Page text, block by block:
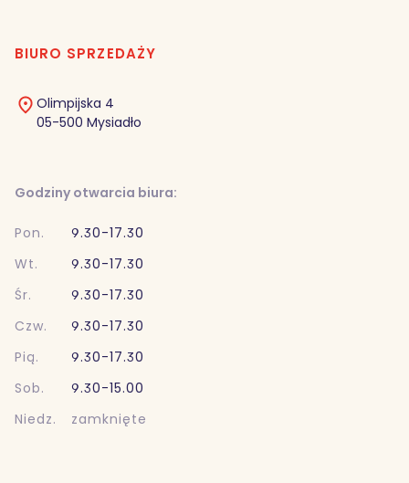
BIURO SPRZEDAŻY
Olimpijska 4
05-500 Mysiadło
Godziny otwarcia biura:
Pon.
9.30-17.30
Wt.
9.30-17.30
Śr.
9.30-17.30
Czw.
9.30-17.30
Pią.
9.30-17.30
Sob.
9.30-15.00
Niedz.
zamknięte